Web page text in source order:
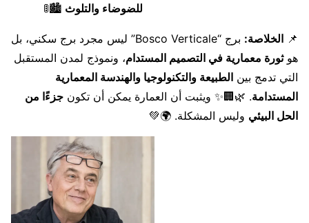
للضوضاء والتلوث 🏙️🚦
📌 الخلاصة:
برج “Bosco Verticale” ليس مجرد برج سكني، بل
هوثورة معمارية في التصميم المستدام، ونموذج لمدن المستقبل
التي تدمج بين الطبيعة والتكنولوجيا والهندسة المعمارية
المستدامة. 🌿🏢✨ ويثبت أن العمارة يمكن أن تكون جزءًا من
الحل البيئي وليس المشكلة. 🌍💚